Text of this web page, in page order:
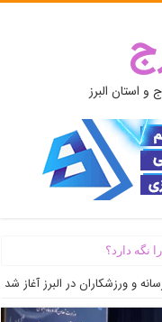
و استان البرز
نگه دارد؟
و ورزشکاران‌ در البرز آغاز شد